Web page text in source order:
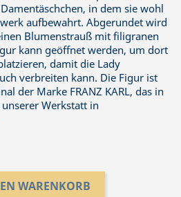
in dem sie wohl
aufbewahrt. Abgerundet wird
Blumenstrauß mit filigranen
kann geöffnet werden, um dort
damit die Lady
verbreiten kann. Die Figur ist
der Marke FRANZ KARL, das in
Werkstatt in
WARENKORB